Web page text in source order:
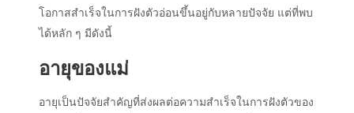
โอกาสสำเร็จในการฝังตัวอ่อนขึ้นอยู่กับหลายปัจจัย แต่ที่พบ
ได้หลัก ๆ มีดังนี้
อายุของแม่
อายุเป็นปัจจัยสำคัญที่ส่งผลต่อความสำเร็จในการฝังตัวของ